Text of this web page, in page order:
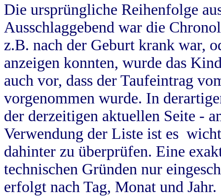
Die ursprüngliche Reihenfolge
Ausschlaggebend war die
z.B. nach der Geburt krank war,
anzeigen konnten, wurde das
auch vor, dass der Taufeintrag
vorgenommen wurde. In
der derzeitigen aktuellen Seite -
Verwendung der Liste ist es
dahinter zu überprüfen. Eine
technischen Gründen nur
erfolgt nach Tag, Monat und Jahr.